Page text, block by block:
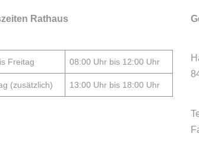
Rathaus
Freitag 08:00 Uhr bis 12:00 Uhr
(zusätzlich) 13:00 Uhr bis 18:00 Uhr